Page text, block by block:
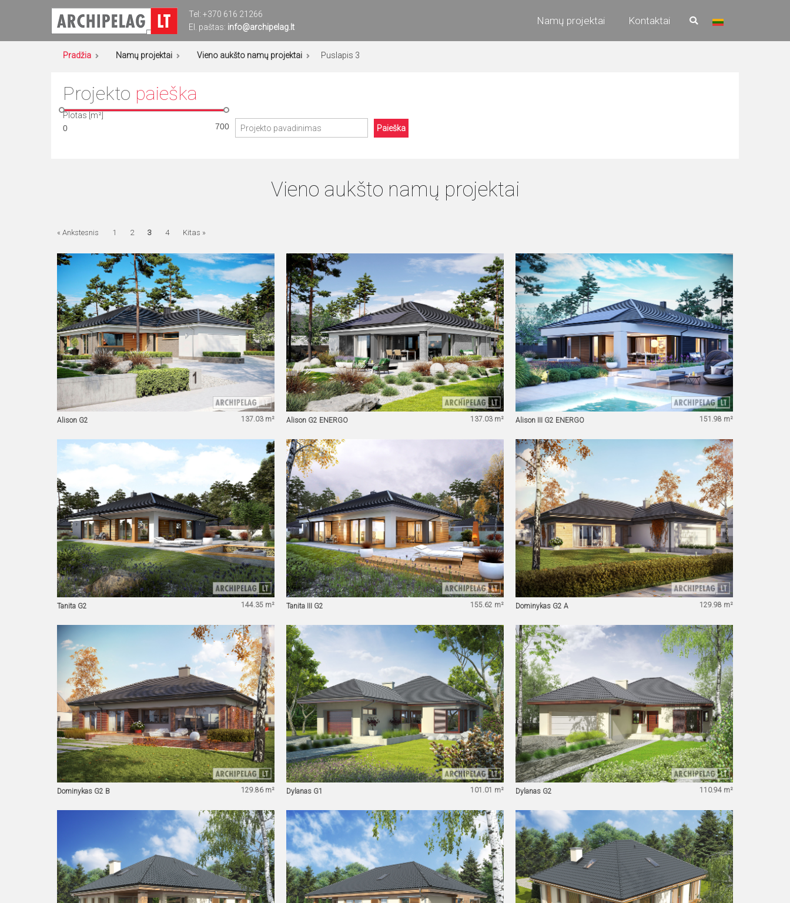
Tel: +370 616 21266
El. paštas: info@archipelag.lt
Archipelag
Namų projektai
Namų projektai Kontaktai
Pradžia Namų projektai Vieno aukšto namų projektai Puslapis 3
Projekto paieška
Plotas [m²]
Paieška
Vieno aukšto namų projektai
« Ankstesnis 1 2 3 4 Kitas »
Alison G2 137.03 m² Alison G2 ENERGO 137.03 m² Alison III G2 ENERGO 151.98 m²
Tanita G2 144.35 m² Tanita III G2 155.62 m² Dominykas G2 A 129.98 m²
Dominykas G2 B 129.86 m² Dylanas G1 101.01 m² Dylanas G2 110.94 m²